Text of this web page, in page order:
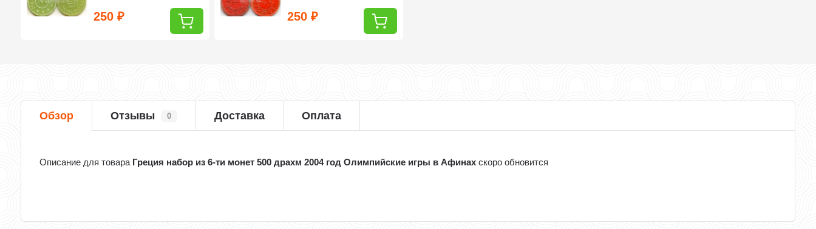
250₽ 250₽
Обзор Отзывы 0 Доставка Оплата
Описание для товара Греция набор из 6-ти монет 500 драхм 2004 год Олимпийские игры в Афинах скоро обновится